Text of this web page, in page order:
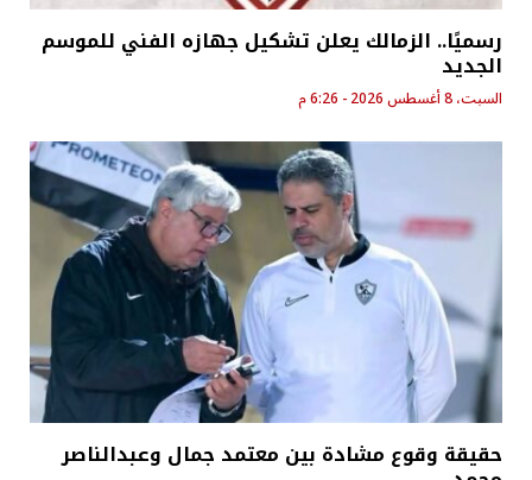
رسميًا.. الزمالك يعلن تشكيل جهازه الفني للموسم
الجديد
السبت، 8 أغسطس 2026 - 6:26 م
حقيقة وقوع مشادة بين معتمد جمال وعبدالناصر